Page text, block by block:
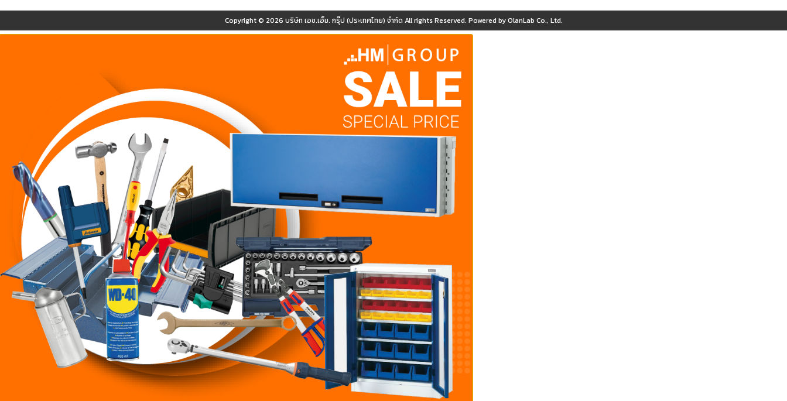
Copyright © 2026 บริษัท เอช.เอ็ม. กรุ๊ป (ประเทศไทย) จำกัด All rights Reserved. Powered byOlanLab Co., Ltd.